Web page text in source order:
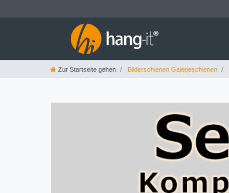
Zur Startseite gehen Bilderschienen Galerieschienen